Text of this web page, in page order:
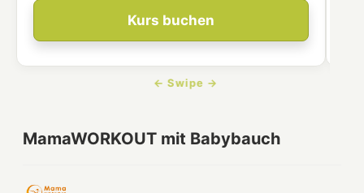
Kurs buchen
MamaWORKOUT mit Babybauch